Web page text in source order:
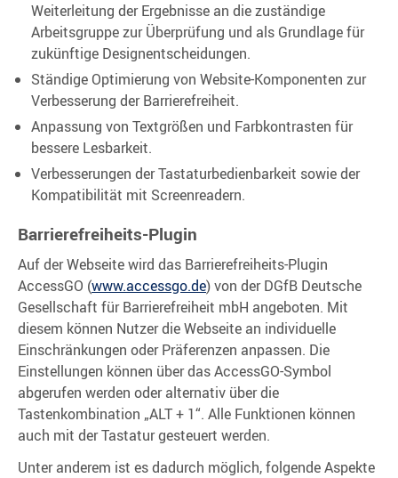
Weiterleitung der Ergebnisse an die zuständige
Arbeitsgruppe zur Überprüfung und als Grundlage für
zukünftige Designentscheidungen.
Ständige Optimierung von Website-Komponenten zur
Verbesserung der Barrierefreiheit.
Anpassung von Textgrößen und Farbkontrasten für
bessere Lesbarkeit.
Verbesserungen der Tastaturbedienbarkeit sowie der
Kompatibilität mit Screenreadern.
Barrierefreiheits-Plugin
Auf der Webseite wird das Barrierefreiheits-Plugin
AccessGO (www.accessgo.de) von der DGfB Deutsche
Gesellschaft für Barrierefreiheit mbH angeboten. Mit
diesem können Nutzer die Webseite an individuelle
Einschränkungen oder Präferenzen anpassen. Die
Einstellungen können über das AccessGO-Symbol
abgerufen werden oder alternativ über die
Tastenkombination „ALT + 1“. Alle Funktionen können
auch mit der Tastatur gesteuert werden.
Unter anderem ist es dadurch möglich, folgende Aspekte